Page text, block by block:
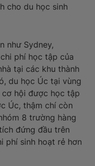
cho du học sinh
như Sydney,
phí học tập của
tại các khu thành
du học Úc tại vùng
cơ hội được học tập
Úc, thậm chí còn
8 trường hàng
đứng đầu trên
phí sinh hoạt rẻ hơn